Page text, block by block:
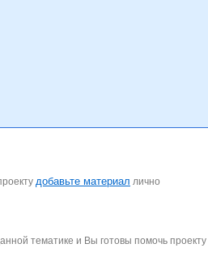
добавьте материал лично
тематике и Вы готовы помочь проекту